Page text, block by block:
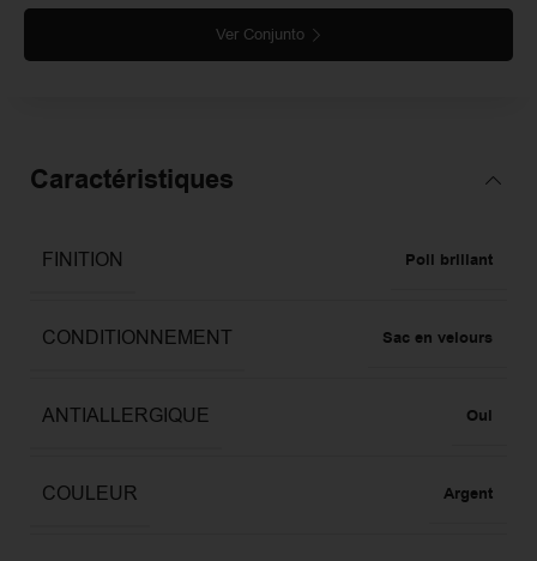
Ver Conjunto
Caractéristiques
FINITION Poli brillant
CONDITIONNEMENT Sac en velours
ANTIALLERGIQUE Oui
COULEUR Argent